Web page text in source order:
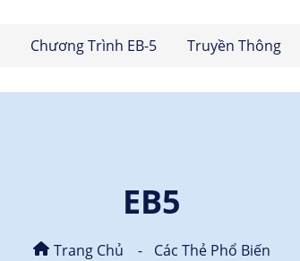
Chương Trình EB-5 Truyền Thông
EB5
Trang Chủ Các Thẻ Phổ Biến